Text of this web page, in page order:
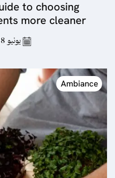
to choosing
more cleaner
يونيو 18, 2024
Ambiance